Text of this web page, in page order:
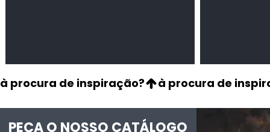
à procura de inspiração?
PEÇA O NOSSO CATÁLOGO